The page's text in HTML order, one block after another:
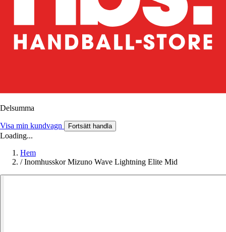
Delsumma
Visa min kundvagn Fortsätt handla
Loading...
Hem
/ Inomhusskor Mizuno Wave Lightning Elite Mid